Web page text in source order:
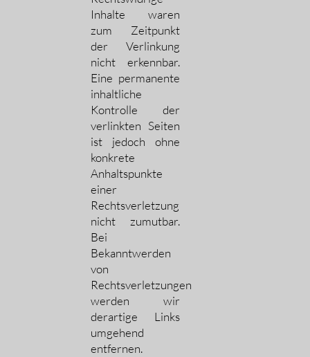
Inhalte waren
zum Zeitpunkt
der Verlinkung
nicht erkennbar.
Eine permanente
inhaltliche
Kontrolle der
verlinkten Seiten
ist jedoch ohne
konkrete
Anhaltspunkte
einer
Rechtsverletzung
nicht zumutbar.
Bei
Bekanntwerden
von
Rechtsverletzungen
werden wir
derartige Links
umgehend
entfernen.